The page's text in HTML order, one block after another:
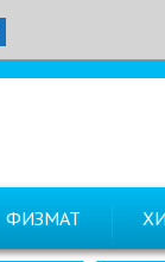
ФИЗМАТ